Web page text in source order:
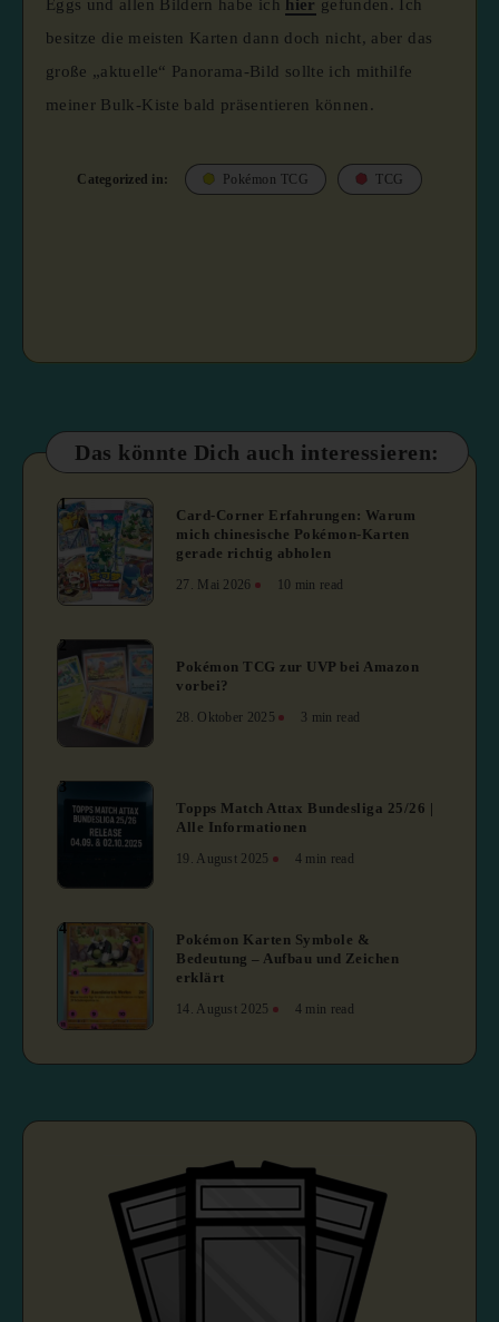
Eggs und allen Bildern habe ich hier gefunden. Ich
besitze die meisten Karten dann doch nicht, aber das
große „aktuelle“ Panorama-Bild sollte ich mithilfe
meiner Bulk-Kiste bald präsentieren können.
Categorized in: Pokémon TCG TCG
Das könnte Dich auch interessieren:
1
Card-Corner Erfahrungen: Warum
mich chinesische Pokémon-Karten
gerade richtig abholen
27. Mai 2026 10 min read
2
Pokémon TCG zur UVP bei Amazon
vorbei?
28. Oktober 2025 3 min read
3
Topps Match Attax Bundesliga 25/26 |
Alle Informationen
19. August 2025 4 min read
4
Pokémon Karten Symbole &
Bedeutung – Aufbau und Zeichen
erklärt
14. August 2025 4 min read